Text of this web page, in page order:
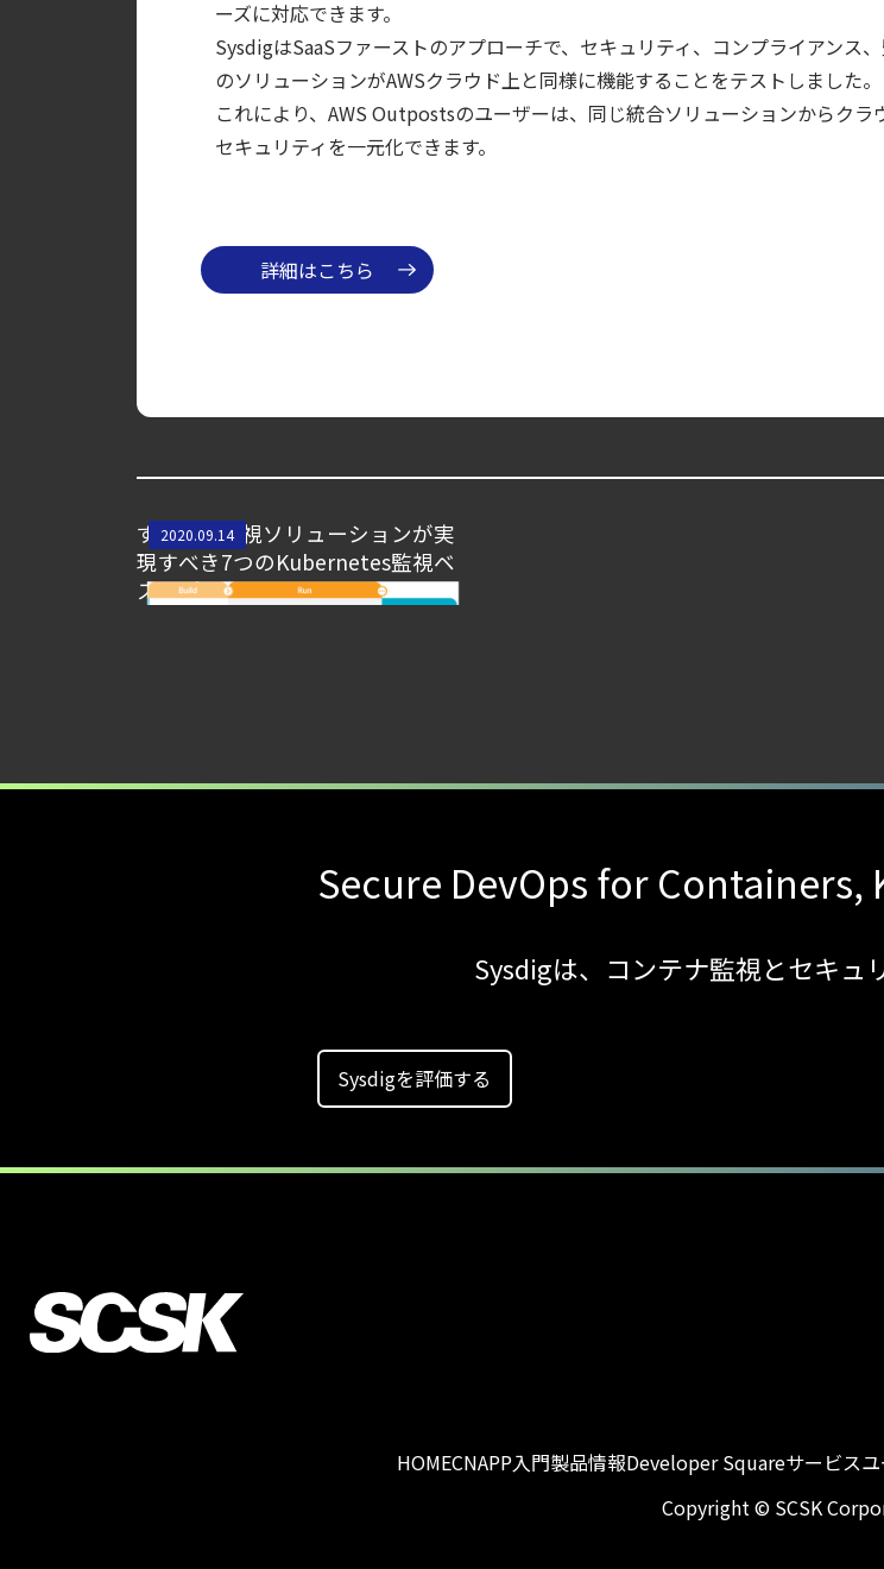
【お知らせ】ブログを更新しました
【ブログ】CNAPP選定ガイド｜計画フェーズで失敗しない統合プラットフォームの選び方
【ブログ】AWS/GCP 標準ツールでは守れない？Falco を超える Sysdig Secure によるセキュ
【ブログ】AI が 2026 年に脅威の状況を根本から変えた 4 つの側面
ーズに対応できます。
SysdigはSaaSファーストのアプローチで、セキュリティ、コンプライアンス
のソリューションがAWSクラウド上と同様に機能することをテストしました。
これにより、AWS Outpostsのユーザーは、同じ統合ソリューションからク
セキュリティを一元化できます。
詳細はこちら
すべての監視ソリューションが実
現すべき7つのKubernetes監視ベ
ストプラクティス
2020.09.14
Secure DevOps for
Sysdigは、コンテナ監視とセキュ
Sysdigを評価する
HOMECNAPP入門製品情報Developer Squareサービス
Copyright © SCSK